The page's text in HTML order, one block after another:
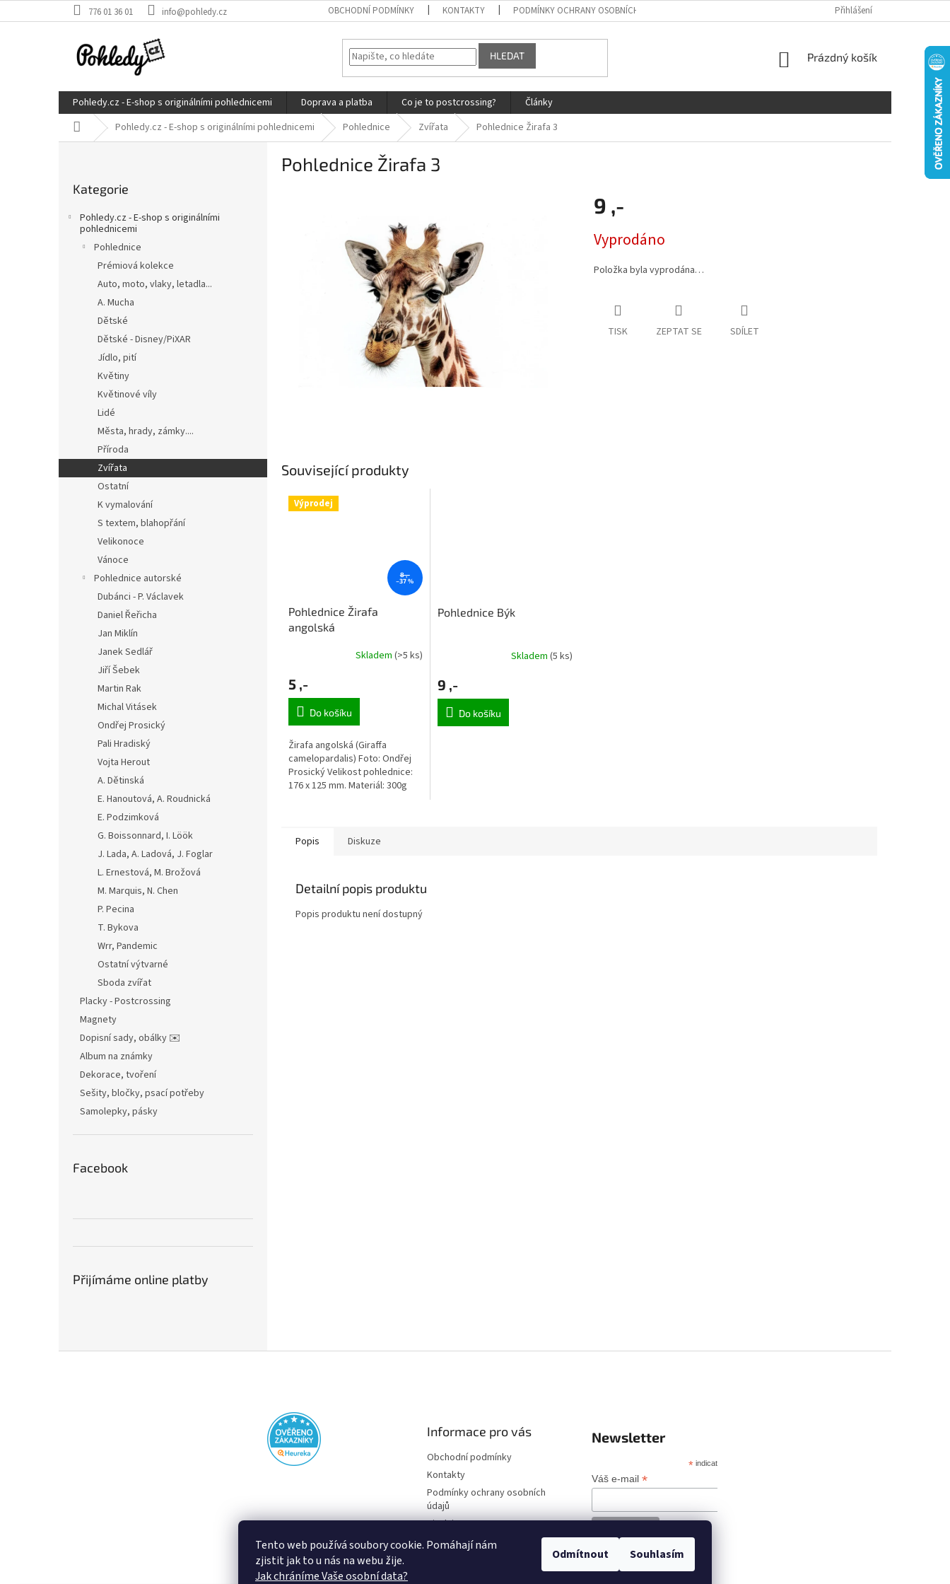
Tento web používá soubory cookie. Pomáhají nám
zjistit jak to u nás na webu žije.
Jak chráníme Vaše osobní data?
Odmítnout Souhlasím
na
776 01 36 01 info@pohledy.cz OBCHODNÍ PODMÍNKY KONTAKTY PODMÍNKY OCHRANY OSOBNÍCH ÚDAJŮ Přihlášení
HLEDAT
NÁKUPNÍ
Prázdný košík
Pohledy.cz - E-shop s originálními pohlednicemi Doprava a platba Co je to postcrossing?
Články
Domů Pohledy.cz - E-shop s originálními pohlednicemi Pohlednice Zvířata Pohlednice Žirafa 3
kategorie
Kategorie
Pohledy.cz - E-shop s originálními
pohlednicemi
Pohlednice
Prémiová kolekce
Auto, moto, vlaky, letadla...
A. Mucha
Dětské
Dětské - Disney/PiXAR
Jídlo, pití
Květiny
Květinové víly
Lidé
Města, hrady, zámky....
Příroda
Zvířata
Ostatní
K vymalování
S textem, blahopřání
Velikonoce
Vánoce
Pohlednice autorské
Dubánci - P. Václavek
Daniel Řeřicha
Jan Miklín
Janek Sedlář
Jiří Šebek
Martin Rak
Michal Vitásek
Ondřej Prosický
Pali Hradiský
Vojta Herout
A. Dětinská
E. Hanoutová, A. Roudnická
E. Podzimková
G. Boissonnard, I. Löök
J. Lada, A. Ladová, J. Foglar
L. Ernestová, M. Brožová
M. Marquis, N. Chen
P. Pecina
T. Bykova
Wrr, Pandemic
Ostatní výtvarné
Sboda zvířat
Placky - Postcrossing
Magnety
Dopisní sady, obálky ✉️
Album na známky
Dekorace, tvoření
Sešity, bločky, psací potřeby
Samolepky, pásky
Facebook
Přijímáme online platby
Pohlednice Žirafa 3
9 ,-
cena:
Vyprodáno
Položka byla vyprodána…
TISK ZEPTAT SE SDÍLET
Související produkty
Výprodej
8 ,-
–37 %
Pohlednice Žirafa
angolská
Skladem (>5 ks)
5 ,-
Do košíku
Žirafa angolská (Giraffa
camelopardalis) Foto: Ondřej
Prosický Velikost pohlednice:
176 x 125 mm. Materiál: 300g
Pohlednice Býk
Skladem (5 ks)
9 ,-
Do košíku
Popis Diskuze
Detailní popis produktu
Popis produktu není dostupný
Informace pro vás
Obchodní podmínky
Kontakty
Podmínky ochrany osobních
údajů
Disclaimer
Newsletter
*indicates required
Váš e-mail *